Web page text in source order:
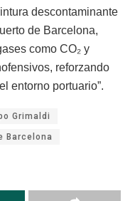
descontaminante
de Barcelona,
como CO₂ y
reforzando
entorno portuario”.
Grimaldi
Barcelona